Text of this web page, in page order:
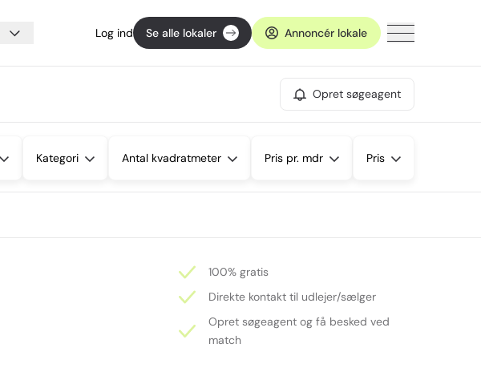
Log ind Se alle lokaler Annoncér lokale
Opret søgeagent
Kategori Antal kvadratmeter Pris pr. mdr Pris
100% gratis
Direkte kontakt til udlejer/sælger
Opret søgeagent og få besked ved
match